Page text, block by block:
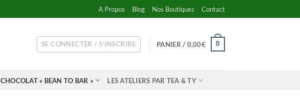
A Propos Blog Nos Boutiques Contact
SE CONNECTER / S’INSCRIRE PANIER / 0,00€ 0
CHOCOLAT « BEAN TO BAR » LES ATELIERS PAR TEA & TY